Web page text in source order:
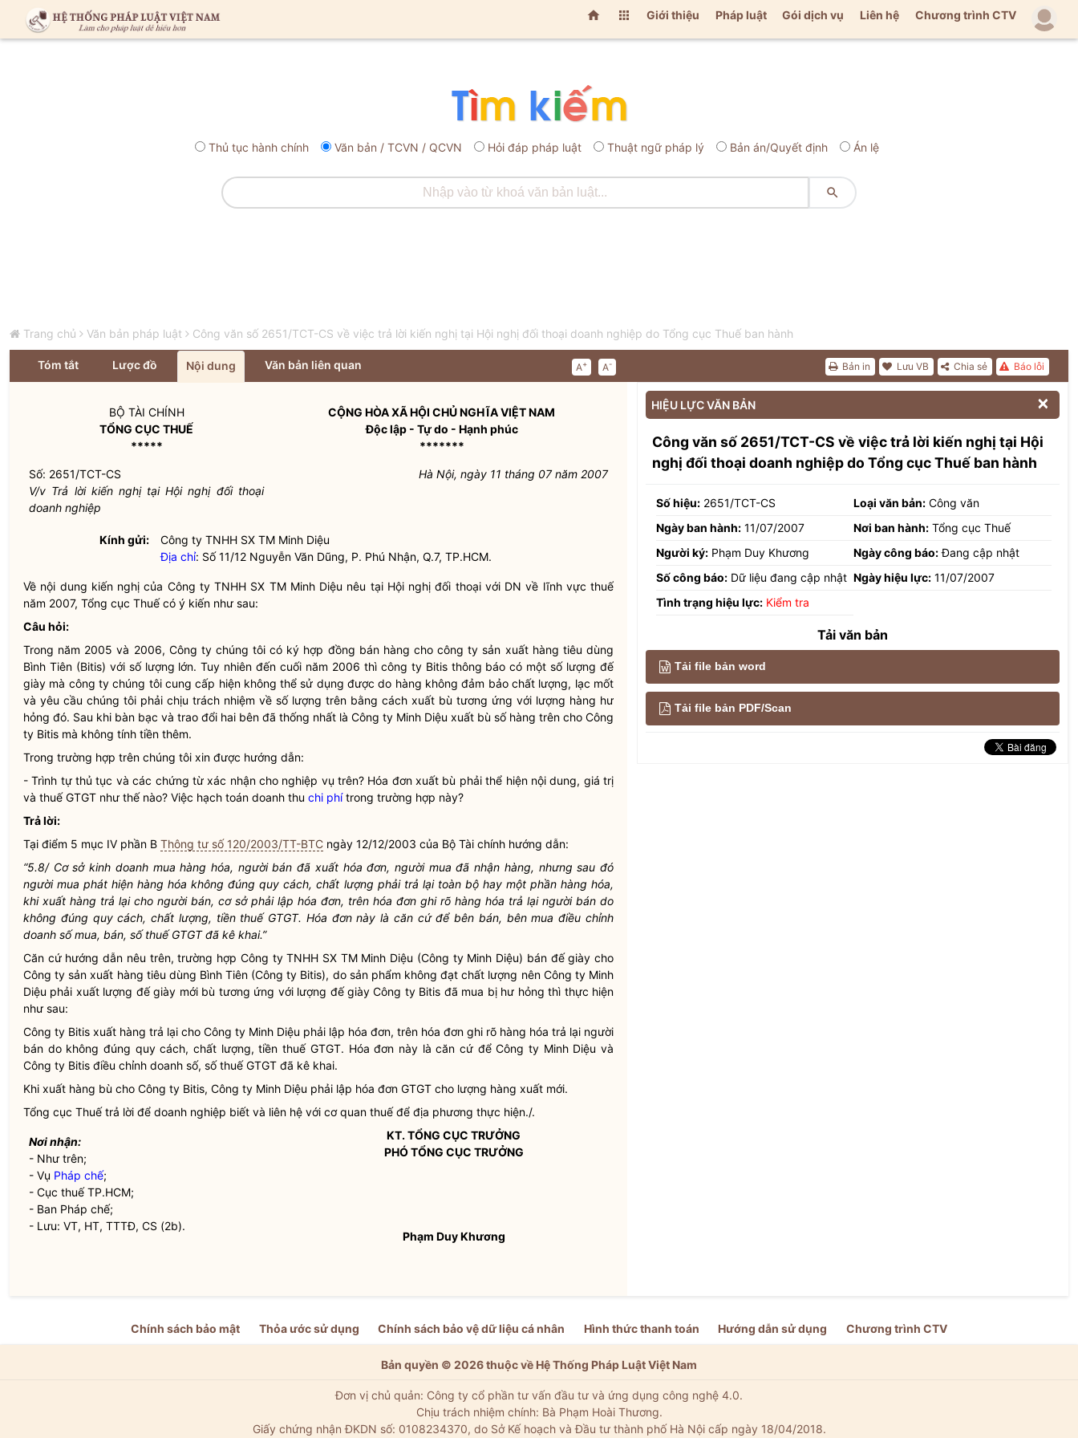
  Giới thiệu Pháp luật Gói dịch vụ Liên hệ Chương trình CTV
Thủ tục hành chính Văn bản / TCVN / QCVN Hỏi đáp pháp luật Thuật ngữ pháp lý Bản án/Quyết định Án lệ

Trang chủ Văn bản pháp luật Công văn số 2651/TCT-CS về việc trả lời kiến nghị tại Hội nghị đối thoại doanh nghiệp do Tổng cục Thuế ban hành
Tóm tắt Lược đồ Nội dung Văn bản liên quan A+ A- Báo lỗi
Chia sẻ
Lưu VB
Bản in
BỘ TÀI CHÍNH
TỔNG CỤC THUẾ
*****
CỘNG HÒA XÃ HỘI CHỦ NGHĨA VIỆT NAM
Độc lập - Tự do - Hạnh phúc
*******
Số: 2651/TCT-CS
V/v Trả lời kiến nghị tại Hội nghị đối thoại
doanh nghiệp
Hà Nội, ngày 11 tháng 07 năm 2007
Kính gửi:
Công ty TNHH SX TM Minh Diệu
Địa chỉ: Số 11/12 Nguyễn Văn Dũng, P. Phú Nhận, Q.7, TP.HCM.
Về nội dung kiến nghị của Công ty TNHH SX TM Minh Diệu nêu tại Hội nghị đối thoại với DN về lĩnh vực thuế
năm 2007, Tổng cục Thuế có ý kiến như sau:
Câu hỏi:
Trong năm 2005 và 2006, Công ty chúng tôi có ký hợp đồng bán hàng cho công ty sản xuất hàng tiêu dùng
Bình Tiên (Bitis) với số lượng lớn. Tuy nhiên đến cuối năm 2006 thì công ty Bitis thông báo có một số lượng đế
giày mà công ty chúng tôi cung cấp hiện không thể sử dụng được do hàng không đảm bảo chất lượng, lạc mốt
và yêu cầu chúng tôi phải chịu trách nhiệm về số lượng trên bằng cách xuất bù tương ứng với lượng hàng hư
hỏng đó. Sau khi bàn bạc và trao đổi hai bên đã thống nhất là Công ty Minh Diệu xuất bù số hàng trên cho Công
ty Bitis mà không tính tiền thêm.
Trong trường hợp trên chúng tôi xin được hướng dẫn:
- Trình tự thủ tục và các chứng từ xác nhận cho nghiệp vụ trên? Hóa đơn xuất bù phải thể hiện nội dung, giá trị
và thuế GTGT như thế nào? Việc hạch toán doanh thu chi phítrong trường hợp này?
Trả lời:
Tại điểm 5 mục IV phần B Thông tư số 120/2003/TT-BTC ngày 12/12/2003 của Bộ Tài chính hướng dẫn:
“5.8/ Cơ sở kinh doanh mua hàng hóa, người bán đã xuất hóa đơn, người mua đã nhận hàng, nhưng sau đó
người mua phát hiện hàng hóa không đúng quy cách, chất lượng phải trả lại toàn bộ hay một phần hàng hóa,
khi xuất hàng trả lại cho người bán, cơ sở phải lập hóa đơn, trên hóa đơn ghi rõ hàng hóa trả lại người bán do
không đúng quy cách, chất lượng, tiền thuế GTGT. Hóa đơn này là căn cứ để bên bán, bên mua điều chỉnh
doanh số mua, bán, số thuế GTGT đã kê khai.”
Căn cứ hướng dẫn nêu trên, trường hợp Công ty TNHH SX TM Minh Diệu (Công ty Minh Diệu) bán đế giày cho
Công ty sản xuất hàng tiêu dùng Bình Tiên (Công ty Bitis), do sản phẩm không đạt chất lượng nên Công ty Minh
Diệu phải xuất lượng đế giày mới bù tương ứng với lượng đế giày Công ty Bitis đã mua bị hư hỏng thì thực hiện
như sau:
Công ty Bitis xuất hàng trả lại cho Công ty Minh Diệu phải lập hóa đơn, trên hóa đơn ghi rõ hàng hóa trả lại người
bán do không đúng quy cách, chất lượng, tiền thuế GTGT. Hóa đơn này là căn cứ để Công ty Minh Diệu và
Công ty Bitis điều chỉnh doanh số, số thuế GTGT đã kê khai.
Khi xuất hàng bù cho Công ty Bitis, Công ty Minh Diệu phải lập hóa đơn GTGT cho lượng hàng xuất mới.
Tổng cục Thuế trả lời để doanh nghiệp biết và liên hệ với cơ quan thuế để địa phương thực hiện./.
Nơi nhận:
- Như trên;
- Vụ Pháp chế;
- Cục thuế TP.HCM;
- Ban Pháp chế;
- Lưu: VT, HT, TTTĐ, CS (2b).
KT. TỔNG CỤC TRƯỞNG
PHÓ TỔNG CỤC TRƯỞNG
Phạm Duy Khương
HIỆU LỰC VĂN BẢN 
Công văn số 2651/TCT-CS về việc trả lời kiến nghị tại Hội
nghị đối thoại doanh nghiệp do Tổng cục Thuế ban hành
Số hiệu: 2651/TCT-CS Loại văn bản: Công văn
Ngày ban hành: 11/07/2007 Nơi ban hành: Tổng cục Thuế
Người ký: Phạm Duy Khương Ngày công báo:Đang cập nhật
Số công báo: Dữ liệu đang cập nhật Ngày hiệu lực: 11/07/2007
Tình trạng hiệu lực: Kiểm tra
Tải văn bản
Tải file bản word
Tải file bản PDF/Scan
Chính sách bảo mật Thỏa ước sử dụng Chính sách bảo vệ dữ liệu cá nhân Hình thức thanh toán Hướng dẫn sử dụng Chương trình CTV
Bản quyền © 2026 thuộc về Hệ Thống Pháp Luật Việt Nam
Đơn vị chủ quản: Công ty cổ phần tư vấn đầu tư và ứng dụng công nghệ 4.0.
Chịu trách nhiệm chính: Bà Phạm Hoài Thương.
Giấy chứng nhận ĐKDN số: 0108234370, do Sở Kế hoạch và Đầu tư thành phố Hà Nội cấp ngày 18/04/2018.